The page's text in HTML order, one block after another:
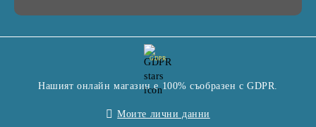
GDPR
Нашият онлайн магазин е 100% съобразен с GDPR.
Моите лични данни